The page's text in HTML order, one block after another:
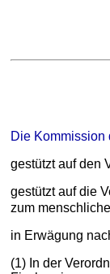
Die Kommission
gestützt auf den
gestützt auf die
zum
in Erwägung
(1) In der